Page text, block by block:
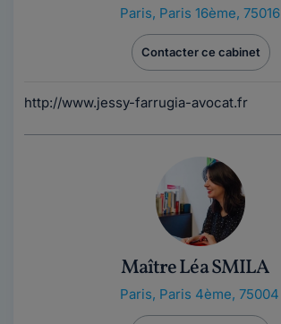
Paris, Paris 16ème, 75016
Contacter ce cabinet
http://www.jessy-farrugia-avocat.fr
Maître Léa SMILA
Paris, Paris 4ème, 75004